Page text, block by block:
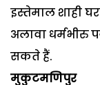
इस्तेमाल शाही
अलावा धर्मभीरु
सकते हैं.
मुकुटमणिपुर